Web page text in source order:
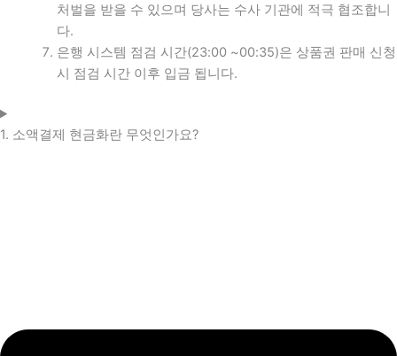
처벌을 받을 수 있으며 당사는 수사 기관에 적극 협조합니
다.
은행 시스템 점검 시간(23:00 ~00:35)은 상품권 판매 신청
시 점검 시간 이후 입금 됩니다.
1. 소액결제 현금화란 무엇인가요?